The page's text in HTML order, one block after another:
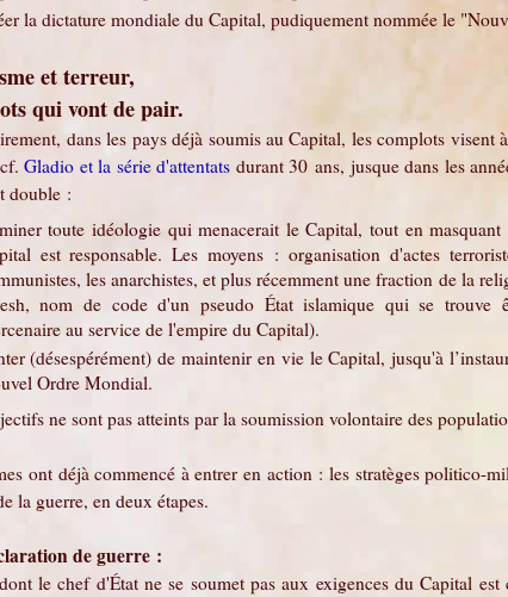
la dictature mondiale du Capital, pudiquement nommée le
et terreur,
qui vont de pair.
dans les pays déjà soumis au Capital, les complots visent
Gladio et la série d'attentats durant 30 ans, jusque dans les
double :
toute idéologie qui menacerait le Capital, tout en
est responsable. Les moyens : organisation d'actes
les anarchistes, et plus récemment une fraction de la
nom de code d'un pseudo État islamique qui se trouve
au service de l'empire du Capital).
(désespérément) de maintenir en vie le Capital, jusqu'à
Ordre Mondial.
ne sont pas atteints par la soumission volontaire des
ont déjà commencé à entrer en action : les stratèges politico-
la guerre, en deux étapes.
de guerre :
le chef d'État ne se soumet pas aux exigences du Capital